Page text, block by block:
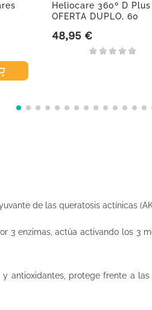
Heliocare 360º D Plus
OFERTA DUPLO, 60
Precio
48,95 €
de las queratosis actínicas
3 enzimas, actúa activando los 3
antioxidantes, protege frente a